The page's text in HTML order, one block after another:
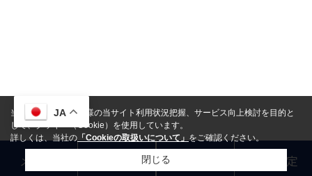
JA
メール 売却査定
当サイトでは、お客様の当サイト利用状況把握、サービス向上検討を目的と
して、クッキー（Cookie）を使用しています。
詳しくは、当社の 「Cookieの取扱いについて」 をご確認ください。
閉じる